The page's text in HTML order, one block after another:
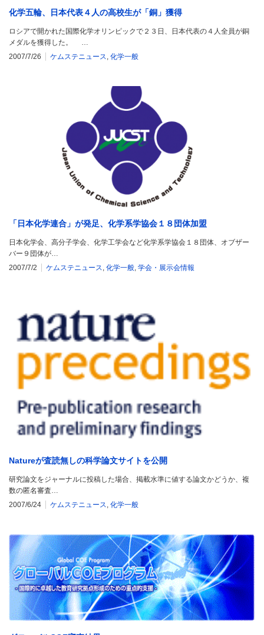
化学五輪、日本代表４人の高校生が「銅」獲得
ロシアで開かれた国際化学オリンピックで２３日、日本代表の４人全員が銅
メダルを獲得した。 …
2007/7/26
ケムステニュース, 化学一般
「日本化学連合」が発足、化学系学協会１８団体加盟
日本化学会、高分子学会、化学工学会など化学系学協会１８団体、オブザー
バー９団体が…
2007/7/2
ケムステニュース 化学一般 学会・展示会情報
Natureが査読無しの科学論文サイトを公開
研究論文をジャーナルに投稿した場合、掲載水準に値する論文かどうか、複
数の匿名審査…
2007/6/24
ケムステニュース, 化学一般